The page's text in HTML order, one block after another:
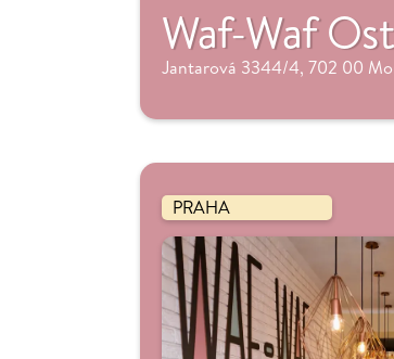
Waf-Waf
Jantarová 3344/4, 702 00
PRAHA